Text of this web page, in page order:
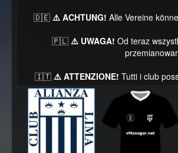
🇩🇪 ⚠️ ACHTUNG! Alle Vereine
🇵🇱 ⚠️ UWAGA! Od teraz
🇮🇹 ⚠️ ATTENZIONE! Tutti i club